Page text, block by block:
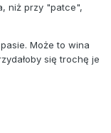
niż przy "patce",
Może to wina
się trochę je